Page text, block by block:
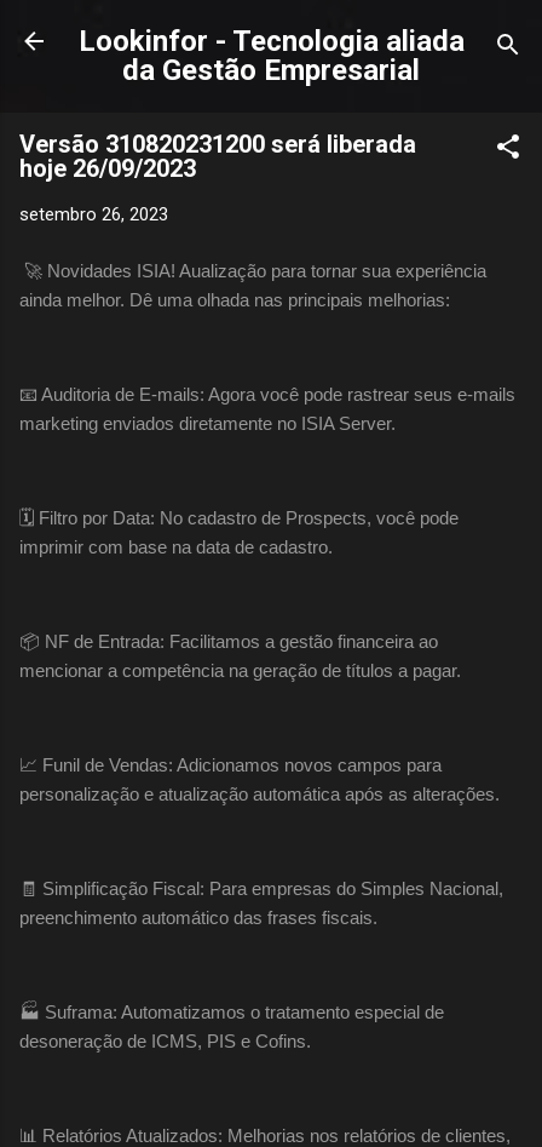
Pular para o conteúdo principal
Lookinfor - Tecnologia aliada
da Gestão Empresarial
Versão 310820231200 será liberada
hoje 26/09/2023
setembro 26, 2023
🚀 Novidades ISIA! Aualização para tornar sua experiência
ainda melhor. Dê uma olhada nas principais melhorias:
📧 Auditoria de E-mails: Agora você pode rastrear seus e-mails
marketing enviados diretamente no ISIA Server.
🗓 Filtro por Data: No cadastro de Prospects, você pode
imprimir com base na data de cadastro.
📦 NF de Entrada: Facilitamos a gestão financeira ao
mencionar a competência na geração de títulos a pagar.
📈 Funil de Vendas: Adicionamos novos campos para
personalização e atualização automática após as alterações.
🧾 Simplificação Fiscal: Para empresas do Simples Nacional,
preenchimento automático das frases fiscais.
🏭 Suframa: Automatizamos o tratamento especial de
desoneração de ICMS, PIS e Cofins.
📊 Relatórios Atualizados: Melhorias nos relatórios de clientes,